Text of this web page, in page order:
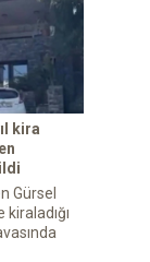
kira
Gürsel